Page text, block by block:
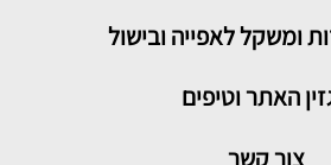
ומשקל לאפייה ובישול
האתר וטיפים